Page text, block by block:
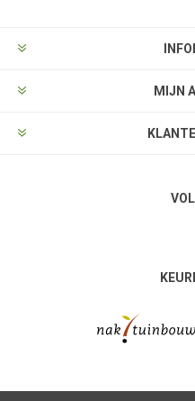
MIJN